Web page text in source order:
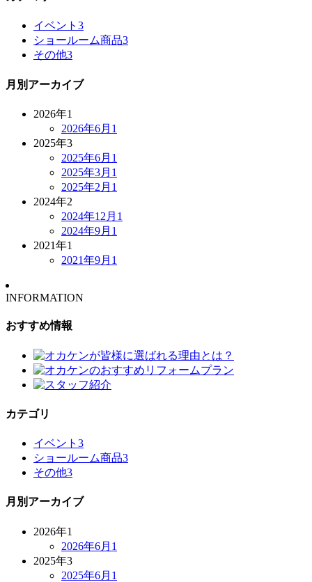
イベント 3
ショールーム商品3
その他3
月別アーカイブ
2026年1
2026年6月 1
2025年3
2025年6月 1
2025年3月 1
2025年2月 1
2024年2
2024年12月 1
2024年9月 1
2021年1
2021年9月 1
INFORMATION
おすすめ情報
カテゴリ
イベント 3
ショールーム商品3
その他3
月別アーカイブ
2026年1
2026年6月 1
2025年3
2025年6月 1